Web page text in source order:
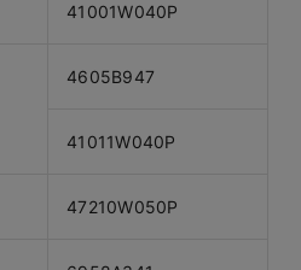
41001W040P
4605B947
41011W040P
47210W050P